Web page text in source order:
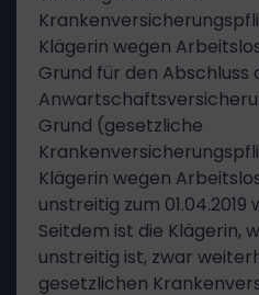
Klägerin wegen
Grund für den Abschluss
Grund (gesetzliche
Klägerin wegen
unstreitig zum 01.04.2019
Seitdem ist die Klägerin,
unstreitig ist, zwar
gesetzlichen